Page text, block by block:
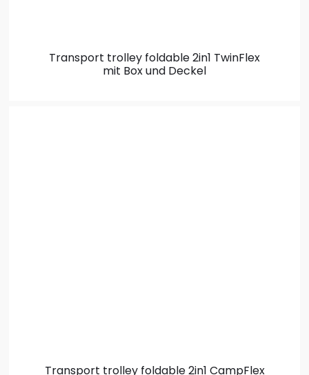
Transport trolley foldable 2in1 TwinFlex
mit Box und Deckel
Transport trolley foldable 2in1 CampFlex